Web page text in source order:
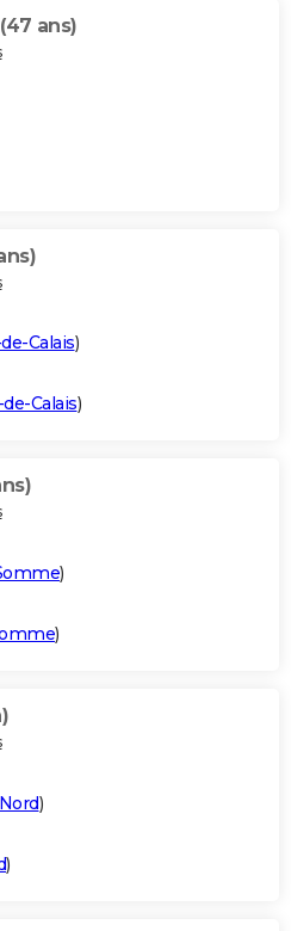
(47 ans)
Calais)
Calais)
)
)
)
)